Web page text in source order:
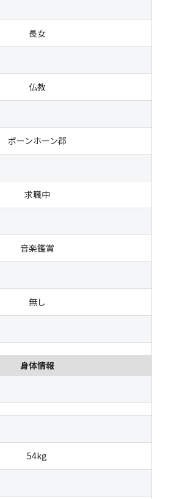
長女
仏教
ポーンホーン郡
求職中
音楽鑑賞
無し
身体情報
54kg